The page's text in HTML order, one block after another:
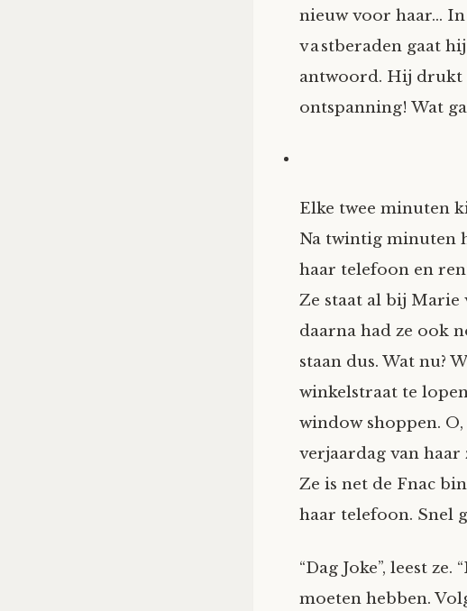
nieuw voor haar…
vastberaden gaat
antwoord. Hij drukt
ontspanning! Wat
Elke twee minuten
Na twintig minuten
haar telefoon en
Ze staat al bij Marie
daarna had ze ook
staan dus. Wat nu?
winkelstraat te
window shoppen.
verjaardag van haar
Ze is net de Fnac
haar telefoon. Snel
“Dag Joke”, leest
moeten hebben.